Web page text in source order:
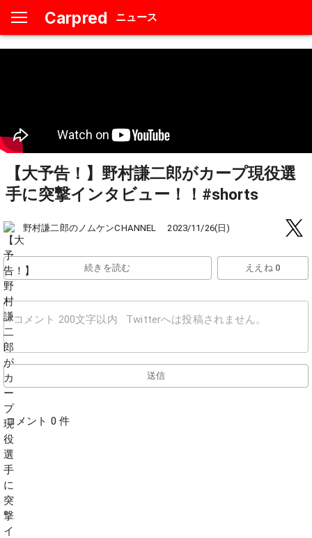
Carpred ニュース
【大予告！】野村謙二郎がカープ現役選
手に突撃インタビュー！！#shorts
野村謙二郎のノムケンCHANNEL 2023/11/26(日)
続きを読む ええね 0
送信
コメント 0 件